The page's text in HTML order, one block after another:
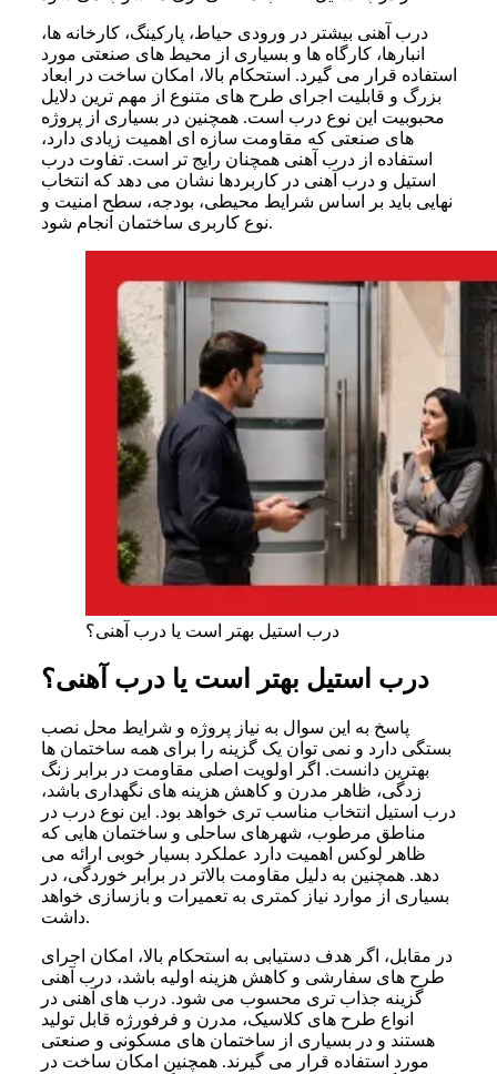
درب آهنی بیشتر در ورودی حیاط، پارکینگ، کارخانه ها،
انبارها، کارگاه ها و بسیاری از محیط های صنعتی مورد
استفاده قرار می گیرد. استحکام بالا، امکان ساخت در ابعاد
بزرگ و قابلیت اجرای طرح های متنوع از مهم ترین دلایل
محبوبیت این نوع درب است. همچنین در بسیاری از پروژه
های صنعتی که مقاومت سازه ای اهمیت زیادی دارد،
استفاده از درب آهنی همچنان رایج تر است. تفاوت درب
استیل و درب آهنی در کاربردها نشان می دهد که انتخاب
نهایی باید بر اساس شرایط محیطی، بودجه، سطح امنیت و
نوع کاربری ساختمان انجام شود.
درب استیل بهتر است یا درب آهنی؟
درب استیل بهتر است یا درب آهنی؟
پاسخ به این سوال به نیاز پروژه و شرایط محل نصب
بستگی دارد و نمی توان یک گزینه را برای همه ساختمان ها
بهترین دانست. اگر اولویت اصلی مقاومت در برابر زنگ
زدگی، ظاهر مدرن و کاهش هزینه های نگهداری باشد،
درب استیل انتخاب مناسب تری خواهد بود. این نوع درب در
مناطق مرطوب، شهرهای ساحلی و ساختمان هایی که
ظاهر لوکس اهمیت دارد عملکرد بسیار خوبی ارائه می
دهد. همچنین به دلیل مقاومت بالاتر در برابر خوردگی، در
بسیاری از موارد نیاز کمتری به تعمیرات و بازسازی خواهد
داشت.
در مقابل، اگر هدف دستیابی به استحکام بالا، امکان اجرای
طرح های سفارشی و کاهش هزینه اولیه باشد، درب آهنی
گزینه جذاب تری محسوب می شود. درب های آهنی در
انواع طرح های کلاسیک، مدرن و فرفورژه قابل تولید
هستند و در بسیاری از ساختمان های مسکونی و صنعتی
مورد استفاده قرار می گیرند. همچنین امکان ساخت در